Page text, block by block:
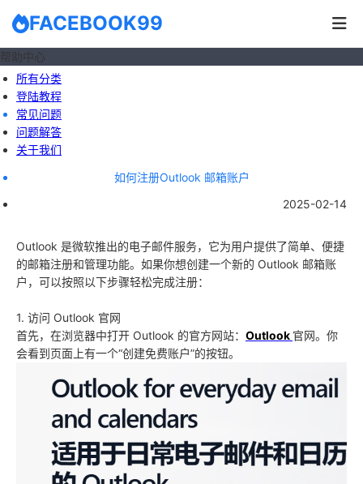
FACEBOOK99
帮助中心
所有分类
登陆教程
常见问题
问题解答
关于我们
如何注册Outlook 邮箱账户
2025-02-14
Outlook 是微软推出的电子邮件服务，它为用户提供了简单、便捷
的邮箱注册和管理功能。如果你想创建一个新的 Outlook 邮箱账
户，可以按照以下步骤轻松完成注册：
1. 访问 Outlook 官网
首先，在浏览器中打开 Outlook 的官方网站： Outlook 官网。你
会看到页面上有一个“创建免费账户”的按钮。